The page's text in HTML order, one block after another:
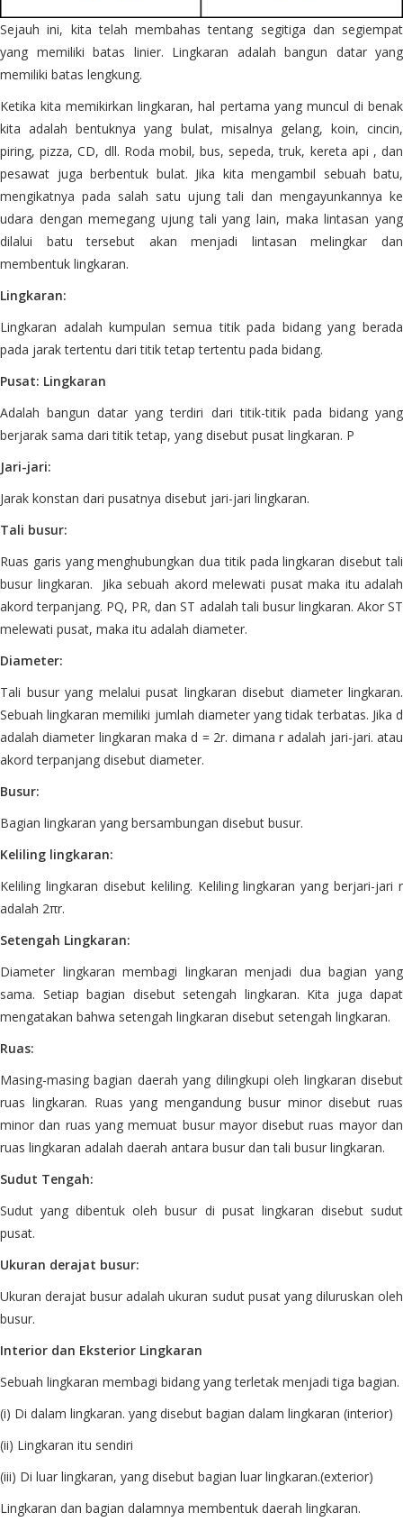
Sejauh ini, kita telah membahas tentang segitiga dan segiempat
yang memiliki batas linier. Lingkaran adalah bangun datar yang
memiliki batas lengkung.
Ketika kita memikirkan lingkaran, hal pertama yang muncul di benak
kita adalah bentuknya yang bulat, misalnya gelang, koin, cincin,
piring, pizza, CD, dll. Roda mobil, bus, sepeda, truk, kereta api , dan
pesawat juga berbentuk bulat. Jika kita mengambil sebuah batu,
mengikatnya pada salah satu ujung tali dan mengayunkannya ke
udara dengan memegang ujung tali yang lain, maka lintasan yang
dilalui batu tersebut akan menjadi lintasan melingkar dan
membentuk lingkaran.
Lingkaran:
Lingkaran adalah kumpulan semua titik pada bidang yang berada
pada jarak tertentu dari titik tetap tertentu pada bidang.
Pusat: Lingkaran
Adalah bangun datar yang terdiri dari titik-titik pada bidang yang
berjarak sama dari titik tetap, yang disebut pusat lingkaran. P
Jari-jari:
Jarak konstan dari pusatnya disebut jari-jari lingkaran.
Tali busur:
Ruas garis yang menghubungkan dua titik pada lingkaran disebut tali
busur lingkaran. Jika sebuah akord melewati pusat maka itu adalah
akord terpanjang. PQ, PR, dan ST adalah tali busur lingkaran. Akor ST
melewati pusat, maka itu adalah diameter.
Diameter:
Tali busur yang melalui pusat lingkaran disebut diameter lingkaran.
Sebuah lingkaran memiliki jumlah diameter yang tidak terbatas. Jika d
adalah diameter lingkaran maka d = 2r. dimana r adalah jari-jari. atau
akord terpanjang disebut diameter.
Busur:
Bagian lingkaran yang bersambungan disebut busur.
Keliling lingkaran:
Keliling lingkaran disebut keliling. Keliling lingkaran yang berjari-jari r
adalah 2πr.
Setengah Lingkaran:
Diameter lingkaran membagi lingkaran menjadi dua bagian yang
sama. Setiap bagian disebut setengah lingkaran. Kita juga dapat
mengatakan bahwa setengah lingkaran disebut setengah lingkaran.
Ruas:
Masing-masing bagian daerah yang dilingkupi oleh lingkaran disebut
ruas lingkaran. Ruas yang mengandung busur minor disebut ruas
minor dan ruas yang memuat busur mayor disebut ruas mayor dan
ruas lingkaran adalah daerah antara busur dan tali busur lingkaran.
Sudut Tengah:
Sudut yang dibentuk oleh busur di pusat lingkaran disebut sudut
pusat.
Ukuran derajat busur:
Ukuran derajat busur adalah ukuran sudut pusat yang diluruskan oleh
busur.
Interior dan Eksterior Lingkaran
Sebuah lingkaran membagi bidang yang terletak menjadi tiga bagian.
(i) Di dalam lingkaran. yang disebut bagian dalam lingkaran (interior)
(ii) Lingkaran itu sendiri
(iii) Di luar lingkaran, yang disebut bagian luar lingkaran.(exterior)
Lingkaran dan bagian dalamnya membentuk daerah lingkaran.